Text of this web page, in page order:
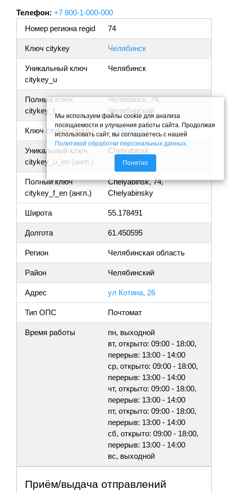
Телефон: +7 800-1-000-000
Номер региона regid
74
Ключ citykey Челябинск
Уникальный ключ
citykey_u
Челябинск
Полный ключ
citykey_f
Челябинск, 74,
Челябинский
Ключ citykey (англ.) Chelyabinsk
Уникальный ключ
citykey_u_en (англ.)
Chelyabinsk
Полный ключ
citykey_f_en (англ.)
Chelyabinsk, 74,
Chelyabinsky
Широта 55.178491
Долгота 61.450595
Регион Челябинская область
Район Челябинский
Адрес ул Котина, 26
Тип ОПС Почтомат
Время работы
пн, выходной
вт, открыто: 09:00 - 18:00,
перерыв: 13:00 - 14:00
ср, открыто: 09:00 - 18:00,
перерыв: 13:00 - 14:00
чт, открыто: 09:00 - 18:00,
перерыв: 13:00 - 14:00
пт, открыто: 09:00 - 18:00,
перерыв: 13:00 - 14:00
сб, открыто: 09:00 - 18:00,
перерыв: 13:00 - 14:00
вс, выходной
Приём/выдача отправлений
Мы используем файлы cookie для анализа
посещаемости и улучшения работы сайта. Продолжая
использовать сайт, вы соглашаетесь с нашей
Политикой обработки персональных данных.
Понятно